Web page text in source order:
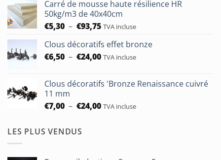
prix :
€8,25
à
Carré de mousse haute résilience HR
50kg/m3 de 40x40cm
€5,30 – €93,75Plage
prix :
€5,30
TVA incluse
Clous décoratifs effet bronze
€6,50 – €24,00Plage
€6,50
€24,00
TVA incluse
Clous décoratifs 'Bronze Renaissance cuivré
11 mm
€7,00 – €24,00Plage
€24,00
TVA incluse
LES PLUS VENDUS